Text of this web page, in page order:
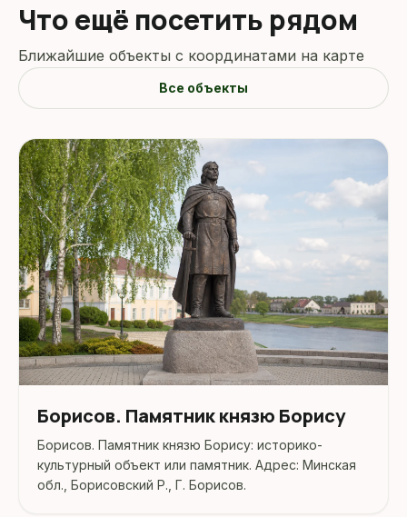
Что ещё посетить рядом
Ближайшие объекты с координатами на карте
Все объекты
Борисов. Памятник князю Борису
Борисов. Памятник князю Борису: историко-
культурный объект или памятник. Адрес: Минская
обл., Борисовский Р., Г. Борисов.